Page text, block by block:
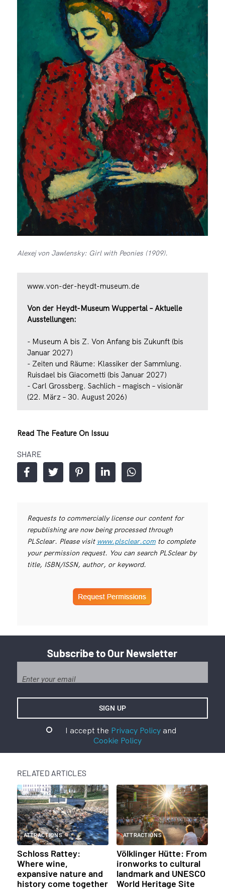
Alexej von Jawlensky: Girl with Peonies (1909).
www.von-der-heydt-museum.de
Von der Heydt-Museum Wuppertal – Aktuelle
Ausstellungen:
- Museum A bis Z. Von Anfang bis Zukunft (bis
Januar 2027)
- Zeiten und Räume: Klassiker der Sammlung.
Ruisdael bis Giacometti (bis Januar 2027)
- Carl Grossberg. Sachlich – magisch – visionär
(22. März – 30. August 2026)
Read The Feature On Issuu
SHARE
Requests to commercially license our content for
republishing are now being processed through
PLSclear. Please visit www.plsclear.comto complete
your permission request. You can search PLSclear by
title, ISBN/ISSN, author, or keyword.
Subscribe to Our Newsletter
I accept the Privacy Policyand
Cookie Policy
RELATED ARTICLES
ATTRACTIONS
Schloss Rattey:
Where wine,
expansive nature and
history come together
ATTRACTIONS
Völklinger Hütte: From
ironworks to cultural
landmark and UNESCO
World Heritage Site